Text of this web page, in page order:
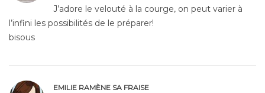
J’adore le velouté à la courge, on peut varier à
l’infini les possibilités de le préparer!
bisous
EMILIE RAMÈNE SA FRAISE